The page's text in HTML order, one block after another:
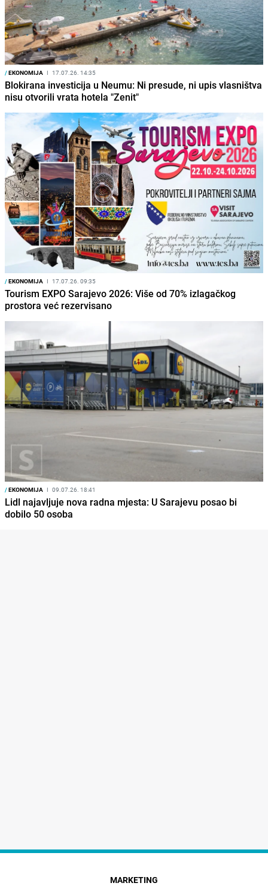
/EKONOMIJA I 17.07.26. 14:35
Blokirana investicija u Neumu: Ni presude, ni upis vlasništva
nisu otvorili vrata hotela "Zenit"
/EKONOMIJA I 17.07.26. 09:35
Tourism EXPO Sarajevo 2026: Više od 70% izlagačkog
prostora već rezervisano
/EKONOMIJA I 09.07.26. 18:41
Lidl najavljuje nova radna mjesta: U Sarajevu posao bi
dobilo 50 osoba
MARKETING